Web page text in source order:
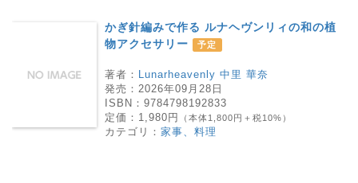
かぎ針編みで作る ルナヘヴンリィの和の植
物アクセサリー
予定
著者：
Lunarheavenly 中里 華奈
発売： 2026年09月28日
ISBN： 9784798192833
定価： 1,980円 （本体1,800円＋税10%）
カテゴリ： 家事、料理